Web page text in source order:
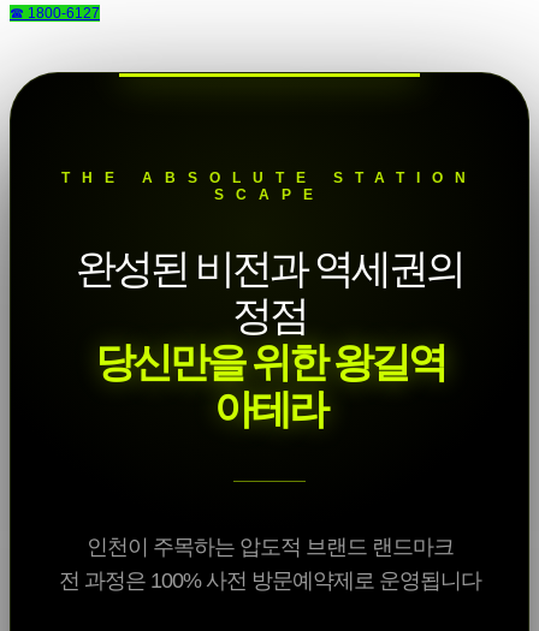
☎ 1800-6127
THE ABSOLUTE STATION
SCAPE
완성된 비전과 역세권의
정점
당신만을 위한 왕길역
아테라
인천이 주목하는 압도적 브랜드 랜드마크
전 과정은 100% 사전 방문예약제로 운영됩니다